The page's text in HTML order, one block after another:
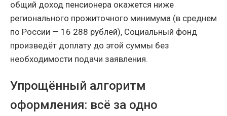
общий доход пенсионера окажется ниже
регионального прожиточного минимума (в среднем
по России — 16 288 рублей), Социальный фонд
произведёт доплату до этой суммы без
необходимости подачи заявления.
Упрощённый алгоритм
оформления: всё за одно